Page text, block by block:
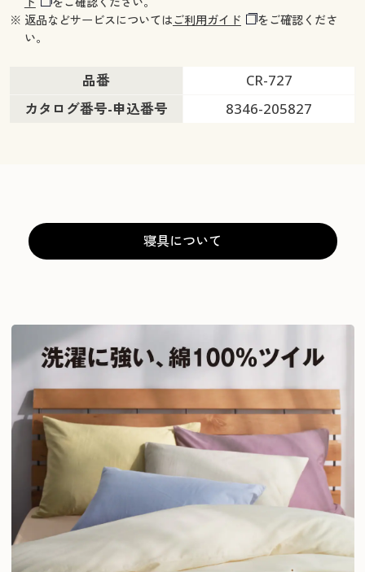
※ 返品などサービスについてはご利用ガイド
をご確認くださ
い。
品番
CR-727
カタログ番号-申込番号
8346-205827
寝具について